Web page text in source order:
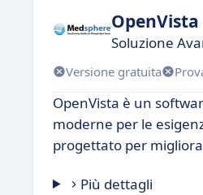
OpenVista
Soluzione
Versione gratuita
OpenVista è un
moderne per le
progettato per
Più dettagli